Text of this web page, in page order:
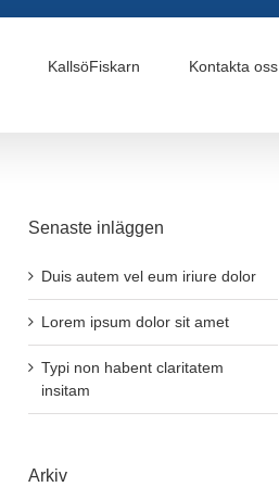
KallsöFiskarn Kontakta oss
Senaste inläggen
Duis autem vel eum iriure dolor
Lorem ipsum dolor sit amet
Typi non habent claritatem
insitam
Arkiv